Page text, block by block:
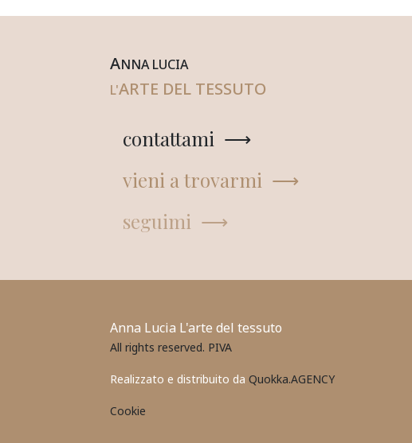
ANNALUCIA
L'ARTE DEL TESSUTO
contattami ⟶
vieni a trovarmi ⟶
seguimi ⟶
Anna Lucia L'arte del tessuto
All rights reserved. PIVA
Realizzato e distribuito da Quokka.AGENCY
Cookie